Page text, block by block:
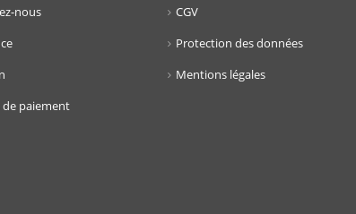
nous
de paiement
CGV
Protection des données
Mentions légales